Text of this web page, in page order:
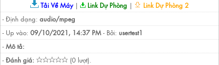
Tải Về Máy| Link Dự Phòng |
Link Dự Phòng 2
- Định dạng: audio/mpeg
- Up vào: 09/10/2021, 14:37 PM - Bởi: usertest1
- Mô tả:
- Đánh giá:
(0 lượt).